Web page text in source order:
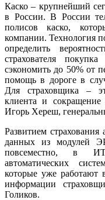
Каско – крупнейший
в России. В России
полисов каско,
компании. Технология
определить
страхователя
сэкономить до 50% от
помощь в дороге в
Для страховщика –
клиента и
Игорь Хереш,
Развитием страхования
данных из модулей
повсеместно, в
автоматических
которые уже работают
информации
Голиков.